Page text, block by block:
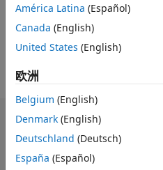
Followers: 0
Following:0
徽章
América Latina (Español)
Canada (English)
United States (English)
欧洲
Belgium (English)
Denmark (English)
Deutschland (Deutsch)
España (Español)